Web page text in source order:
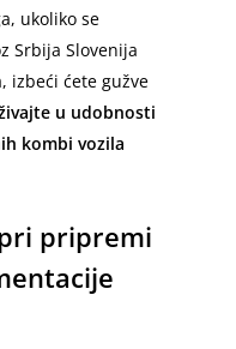
ukoliko se
Srbija Slovenija
izbeći ćete gužve
u udobnosti
kombi vozila
pripremi